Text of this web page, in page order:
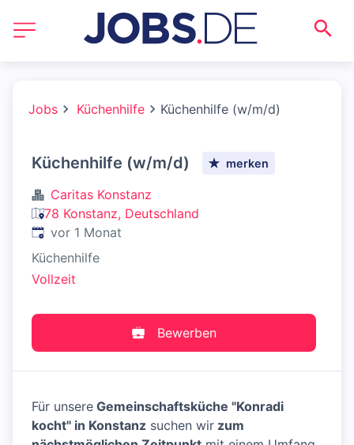
Jobs Küchenhilfe Küchenhilfe (w/m/d)
Küchenhilfe (w/m/d) merken
Caritas Konstanz
78 Konstanz, Deutschland
Veröffentlicht:
vor 1 Monat
Küchenhilfe
Vollzeit
Bewerben
Für unsere Gemeinschaftsküche "Konradi
kocht" in Konstanz suchen wir zum